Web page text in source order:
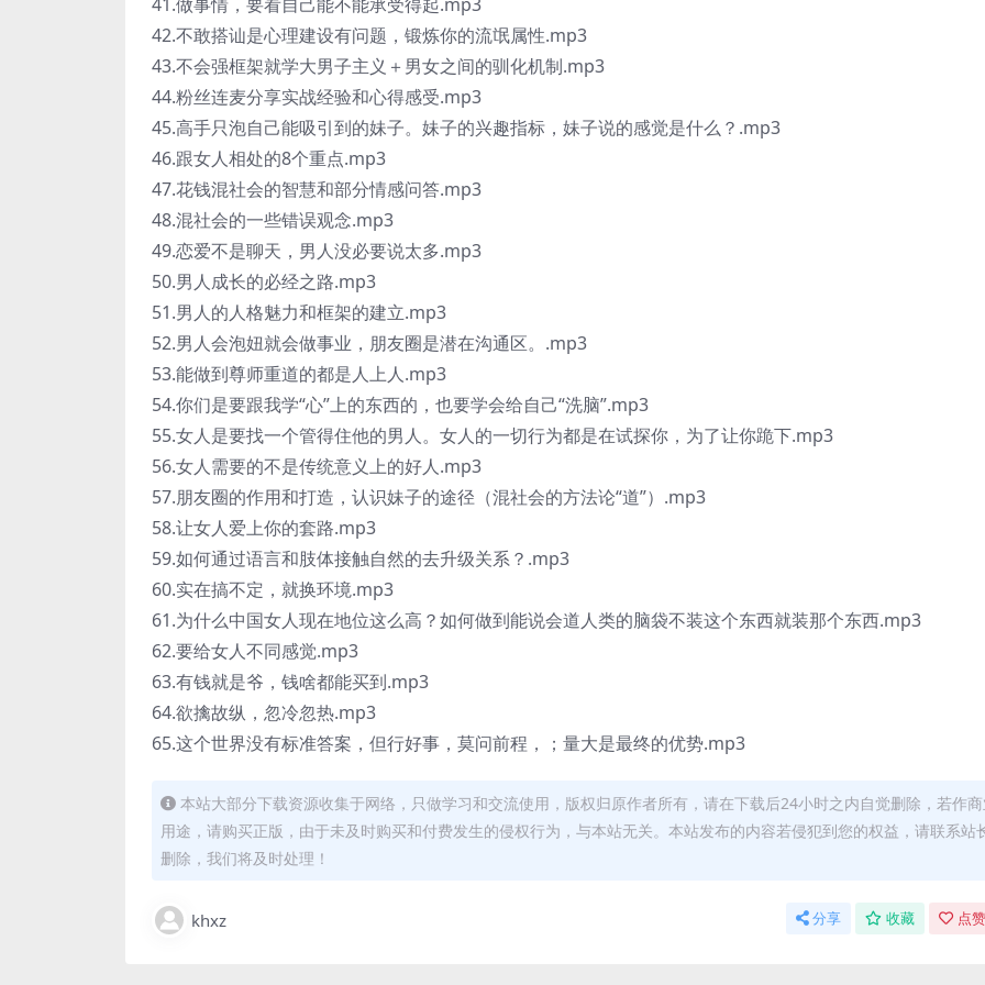
42.不敢搭讪是心理建设有问题，锻炼你的流氓属性.mp3
43.不会强框架就学大男子主义＋男女之间的驯化机制.mp3
44.粉丝连麦分享实战经验和心得感受.mp3
45.高手只泡自己能吸引到的妹子。妹子的兴趣指标，妹子说的感觉是什么？.mp3
46.跟女人相处的8个重点.mp3
47.花钱混社会的智慧和部分情感问答.mp3
48.混社会的一些错误观念.mp3
49.恋爱不是聊天，男人没必要说太多.mp3
50.男人成长的必经之路.mp3
51.男人的人格魅力和框架的建立.mp3
52.男人会泡妞就会做事业，朋友圈是潜在沟通区。.mp3
53.能做到尊师重道的都是人上人.mp3
54.你们是要跟我学“心”上的东西的，也要学会给自己“洗脑”.mp3
55.女人是要找一个管得住他的男人。女人的一切行为都是在试探你，为了让你跪下.mp3
56.女人需要的不是传统意义上的好人.mp3
57.朋友圈的作用和打造，认识妹子的途径（混社会的方法论“道”）.mp3
58.让女人爱上你的套路.mp3
59.如何通过语言和肢体接触自然的去升级关系？.mp3
60.实在搞不定，就换环境.mp3
61.为什么中国女人现在地位这么高？如何做到能说会道人类的脑袋不装这个东西就装那个东西.mp3
62.要给女人不同感觉.mp3
63.有钱就是爷，钱啥都能买到.mp3
64.欲擒故纵，忽冷忽热.mp3
65.这个世界没有标准答案，但行好事，莫问前程，；量大是最终的优势.mp3
本站大部分下载资源收集于网络，只做学习和交流使用，版权归原作者所有，请在下载后24小时之内自觉删除，若作
用途，请购买正版，由于未及时购买和付费发生的侵权行为，与本站无关。本站发布的内容若侵犯到您的权益，请联系站
删除，我们将及时处理！
khxz 分享 收藏 点